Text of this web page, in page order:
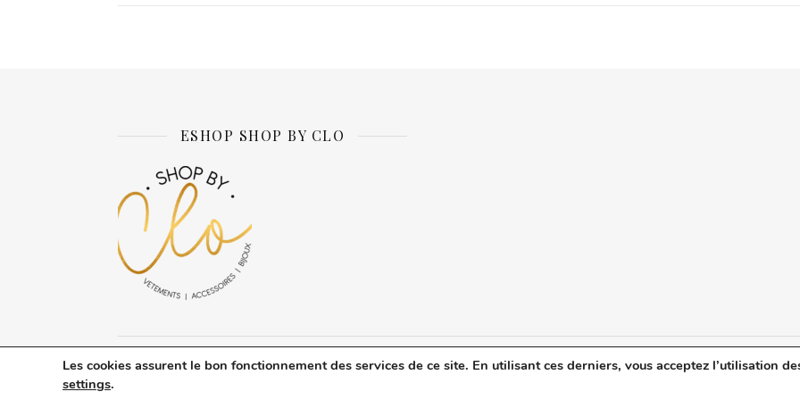
ESHOP SHOP BY CLO
A propos du blog Mentions légales Politique de confidentialité Revue de Presse
Thème Ashe parWP Royal.
Les cookies assurent le bon fonctionnement des services de ce site. En utilisant ces derniers, vous acceptez l’utilisation
settings.